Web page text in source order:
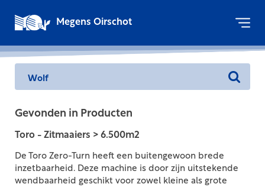
Megens Oirschot
Gevonden in Producten
Toro - Zitmaaiers > 6.500m2
De Toro Zero-Turn heeft een buitengewoon brede
inzetbaarheid. Deze machine is door zijn uitstekende
wendbaarheid geschikt voor zowel kleine als grote